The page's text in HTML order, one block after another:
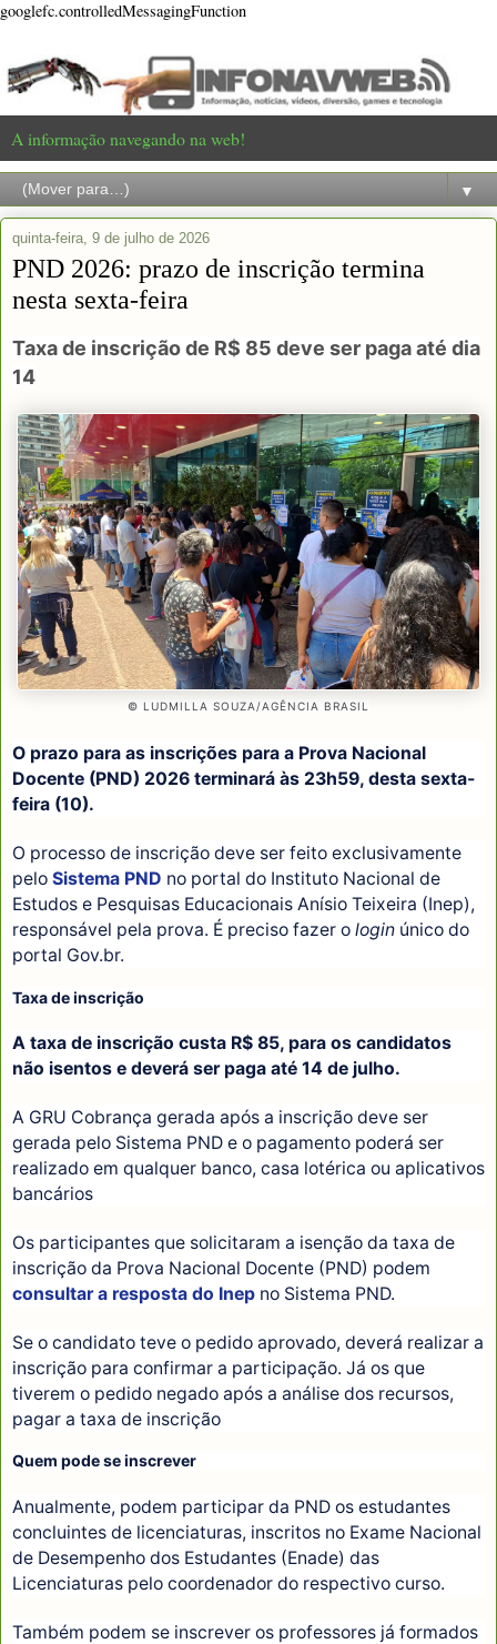
googlefc.controlledMessagingFunction
A informação navegando na web!
▼
quinta-feira, 9 de julho de 2026
PND 2026: prazo de inscrição termina
nesta sexta-feira
Taxa de inscrição de R$ 85 deve ser paga até dia
14
© LUDMILLA SOUZA/AGÊNCIA BRASIL
O prazo para as inscrições para a Prova Nacional
Docente (PND) 2026 terminará às 23h59, desta sexta-
feira (10).
O processo de inscrição deve ser feito exclusivamente
pelo Sistema PND no portal do Instituto Nacional de
Estudos e Pesquisas Educacionais Anísio Teixeira (Inep),
responsável pela prova. É preciso fazer o login único do
portal Gov.br.
Taxa de inscrição
A taxa de inscrição custa R$ 85, para os candidatos
não isentos e deverá ser paga até 14 de julho.
A GRU Cobrança gerada após a inscrição deve ser
gerada pelo Sistema PND e o pagamento poderá ser
realizado em qualquer banco, casa lotérica ou aplicativos
bancários
Os participantes que solicitaram a isenção da taxa de
inscrição da Prova Nacional Docente (PND) podem
consultar a resposta do Inep no Sistema PND.
Se o candidato teve o pedido aprovado, deverá realizar a
inscrição para confirmar a participação. Já os que
tiverem o pedido negado após a análise dos recursos,
pagar a taxa de inscrição
Quem pode se inscrever
Anualmente, podem participar da PND os estudantes
concluintes de licenciaturas, inscritos no Exame Nacional
de Desempenho dos Estudantes (Enade) das
Licenciaturas pelo coordenador do respectivo curso.
Também podem se inscrever os professores já formados